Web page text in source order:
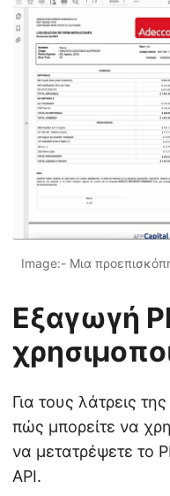
Image:- Μια
Εξαγωγή
Για τους λάτρεις
πώς μπορείτε να
να μετατρέψετε το
API.